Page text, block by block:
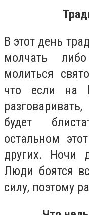
В этот день
молчать
молиться
что если на
будет
остальном
других. Ночи
Люди боятся
силу, поэтому